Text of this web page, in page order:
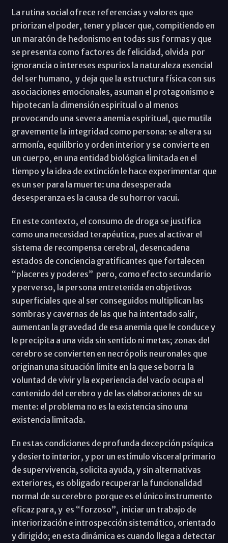
La rutina social ofrece referencias y valores que
priorizan el poder, tener y placer que, compitiendo en
un maratón de hedonismo en todas sus formas y que
se presenta como factores de felicidad, olvida por
ignorancia o intereses espurios la naturaleza esencial
del ser humano, y deja que la estructura física con sus
asociaciones emocionales, asuman el protagonismo e
hipotecan la dimensión espiritual o al menos
provocando una severa anemia espiritual, que mutila
gravemente la integridad como persona: se altera su
armonía, equilibrio y orden interior y se convierte en
un cuerpo, en una entidad biológica limitada en el
tiempo y la idea de extinción le hace experimentar que
es un ser para la muerte: una desesperada
desesperanza es la causa de su horror vacui.
En este contexto, el consumo de droga se justifica
como una necesidad terapéutica, pues al activar el
sistema de recompensa cerebral, desencadena
estados de conciencia gratificantes que fortalecen
“placeres y poderes” pero, como efecto secundario
y perverso, la persona entretenida en objetivos
superficiales que al ser conseguidos multiplican las
sombras y cavernas de las que ha intentado salir,
aumentan la gravedad de esa anemia que le conduce y
le precipita a una vida sin sentido ni metas; zonas del
cerebro se convierten en necrópolis neuronales que
originan una situación límite en la que se borra la
voluntad de vivir y la experiencia del vacío ocupa el
contenido del cerebro y de las elaboraciones de su
mente: el problema no es la existencia sino una
existencia limitada.
En estas condiciones de profunda decepción psíquica
y desierto interior, y por un estímulo visceral primario
de supervivencia, solicita ayuda, y sin alternativas
exteriores, es obligado recuperar la funcionalidad
normal de su cerebro porque es el único instrumento
eficaz para, y es “forzoso”, iniciar un trabajo de
interiorización e introspección sistemático, orientado
y dirigido; en esta dinámica es cuando llega a detectar